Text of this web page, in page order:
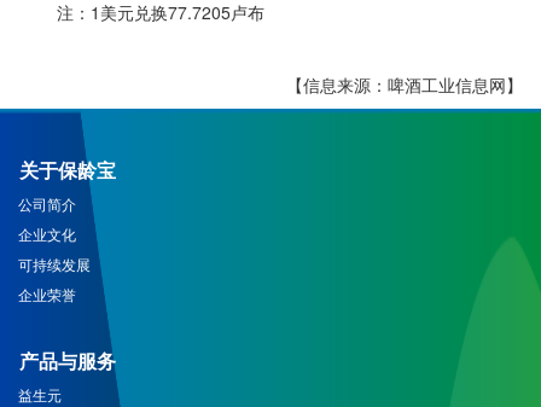
注：1美元兑换77.7205卢布
【信息来源：啤酒工业信息网】
关于保龄宝
公司简介
企业文化
可持续发展
企业荣誉
产品与服务
益生元